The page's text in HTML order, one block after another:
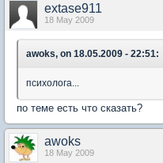
extase911
18 May 2009
awoks, on 18.05.2009 - 22:51:
психолога...
по теме есть что сказать?
awoks
18 May 2009